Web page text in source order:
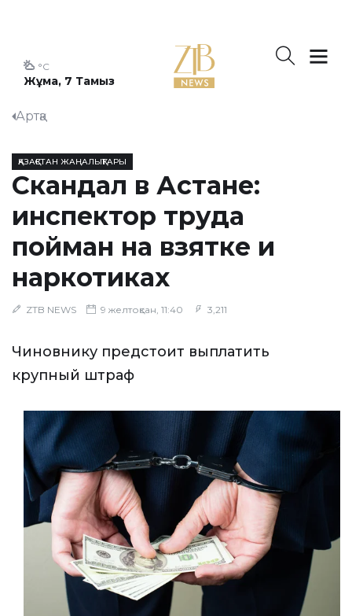
Жұма, 7 Тамыз
°C
Артқа
ҚАЗАҚСТАН ЖАҢАЛЫҚТАРЫ
Скандал в Астане:
инспектор труда
пойман на взятке и
наркотиках
ZTB NEWS 9 желтоқсан, 11:40 3,211
Чиновнику предстоит выплатить
крупный штраф